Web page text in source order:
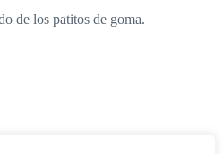
de los patitos de goma.